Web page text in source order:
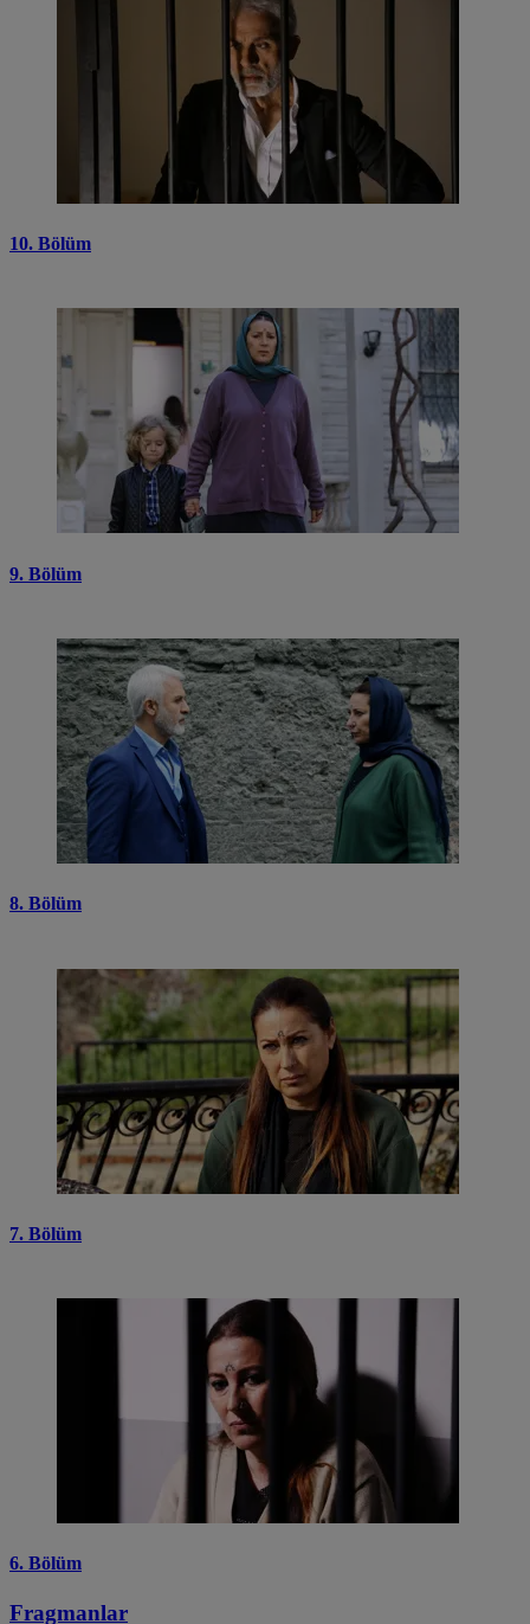
10. Bölüm
9. Bölüm
8. Bölüm
7. Bölüm
6. Bölüm
Fragmanlar